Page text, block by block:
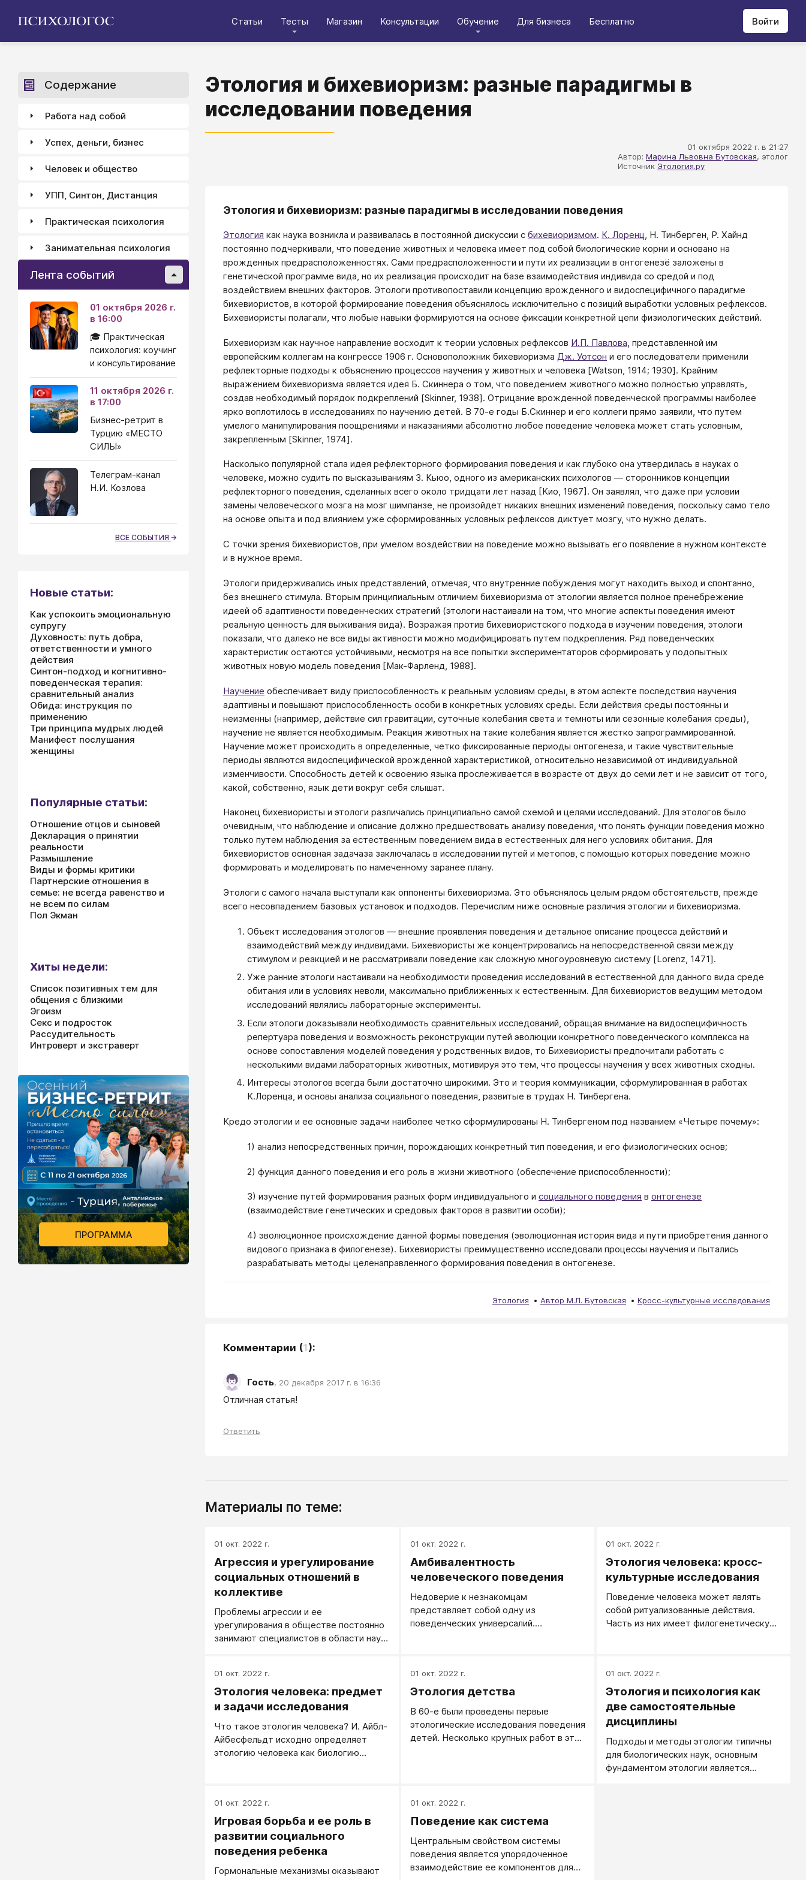
Статьи Тесты Магазин Консультации Обучение Для бизнеса Бесплатно Войти
Этология и бихевиоризм: разные парадигмы в
исследовании поведения
01 октября 2022 г. в 21:27
Автор: Марина Львовна Бутовская, этолог
Источник Этология.ру
Этология и бихевиоризм: разные парадигмы в исследовании поведения
Этология как наука возникла и развивалась в постоянной дискуссии с бихевиоризмом. К. Лоренц , Н. Тинберген, Р. Хайнд
постоянно подчеркивали, что поведение животных и человека имеет под собой биологические корни и основано на
врожденных предрасположенностях. Сами предрас­положенности и пути их реализации в онтогенезё заложены в
генетической программе вида, но их реализация происходит на базе взаимодействия индивида со средой и под
воздействием внешних факторов. Этологи противопоставили концепцию врожденного и видоспецифичного парадигме
бихевиористов, в которой формирование поведения объяснялось исключительно с позиций выработки условных рефлексов.
Бихевиористы полагали, что любые навыки формируются на основе фиксации конкретной цепи физиологических действий.
Бихевиоризм как научное направление восходит к теории условных рефлексов И.П. Павлова , представленной им
европейским коллегам на конгрессе 1906 г. Основоположник бихевиоризма Дж. Уотсон и его последователи применили
рефлекторные подходы к объяснению процессов научения у животных и человека [Watson, 1914; 1930]. Крайним
выражением бихевиоризма является идея Б. Скиннера о том, что поведением животного можно полностью управлять,
создав необходимый порядок подкреплений [Skinner, 1938]. Отрицание врожденной поведенческой программы наиболее
ярко воплотилось в исследованиях по научению детей. В 70-е годы Б.Скиннер и его коллеги прямо заявили, что путем
умелого манипулирования поощрениями и наказаниями абсолютно любое поведение человека может стать условным,
закрепленным [Skinner, 1974].
Насколько популярной стала идея рефлекторного формирования поведения и как глубоко она утвердилась в науках о
человеке, можно судить по высказываниям З. Кьюо, одного из американских психологов — сторонников концепции
рефлекторного поведения, сделанных всего около тридцати лет назад [Кио, 1967]. Он заявлял, что даже при условии
замены человеческого мозга на мозг шимпанзе, не произойдет никаких внешних изменений поведения, поскольку само тело
на основе опыта и под влиянием уже сформированных условных рефлексов диктует мозгу, что нужно делать.
С точки зрения бихевиористов, при умелом воздействии на поведение можно вызывать его появление в нужном контексте
и в нужное время.
Этологи придерживались иных представлений, отмечая, что внутренние побуждения могут находить выход и спонтанно,
без внешнего стимула. Вторым принципиальным отличием бихевиоризма от этологии является полное пренебрежение
идеей об адаптивности поведенческих стратегий (этологи настаивали на том, что многие аспекты поведения имеют
реальную ценность для выживания вида). Возражая против бихевиористского подхода в изучении поведения, этологи
показали, что далеко не все виды активности можно модифицировать путем подкрепления. Ряд поведенческих
характеристик остаются устойчивыми, несмотря на все попытки экспериментаторов сформировать у подопытных
животных новую модель поведения [Мак-Фарленд, 1988].
Научение обеспечивает виду приспособленность к реальным условиям среды, в этом аспекте последствия научения
адаптивны и повышают приспособленность особи в конкретных условиях среды. Если действия среды постоянны и
неизменны (например, действие сил гравитации, су­точные колебания света и темноты или сезонные колебания среды),
научение не является необходимым. Реакция животных на такие колебания является жестко запрограммированной.
Научение может происходить в определенные, четко фиксированные периоды онтогенеза, и такие чувствительные
периоды являются видоспецифической врожденной характеристикой, относительно независимой от индивидуальной
изменчивости. Способность детей к освоению языка прослеживается в возрасте от двух до семи лет и не зависит от того,
какой, собственно, язык дети вокруг себя слышат.
Наконец бихевиористы и этологи различались принципиально самой схемой и целями исследований. Для этологов было
очевидным, что наблюдение и описание должно предшествовать анализу поведения, что понять функции поведения можно
только путем наблюдения за естественным поведением вида в естественных для него условиях обитания. Для
бихевиористов основная задачаза заключалась в исследовании путей и метопов, с помощью которых поведение можно
формировать и моделировать по намеченному заранее плану.
Этологи с самого начала выступали как оппоненты бихевиоризма. Это объяснялось целым рядом обстоятельств, прежде
всего несовпадением базовых установок и подходов. Перечислим ниже основные различия этологии и бихевиоризма.
Объект исследования этологов — внешние проявления поведения и детальное описание процесса действий и
взаимодействий между индивидами. Бихевиористы же концентрировались на непосредственной связи между
стимулом и реакцией и не рассматривали поведение как сложную многоуровневую систему [Lorenz, 1471].
Уже ранние этологи настаивали на необходимости проведения исследований в естественной для данного вида среде
обитания или в условиях неволи, максимально приближенных к естественным. Для бихевиористов ведущим методом
исследований являлись лабораторные эксперименты.
Если этологи доказывали необходимость сравнительных исследований, обращая внимание на видоспецифичность
репертуара поведения и возможность реконструкции путей эволюции конкретного поведенческого комплекса на
основе сопоставления моделей поведения у родственных видов, то Бихевиористы предпочитали работать с
несколькими видами лабораторных животных, мотивируя это тем, что процессы научения у всех животных сходны.
Интересы этологов всегда были достаточно широкими. Это и теория коммуникации, сформулированная в работах
К.Лоренца, и основы анализа социального поведения, развитые в трудах Н. Тинбергена.
Кредо этологии и ее основные задачи наиболее четко сформулированы Н. Тинбергеном под названием «Четыре почему»:
1) анализ непосредственных причин, порождающих конкретный тип поведения, и его физиологических основ;
2) функция данного поведения и его роль в жизни животного (обеспечение приспособленности);
3) изучение путей формирования разных форм индивидуального и социального поведения в онтогенезе
(взаимодействие генетических и средовых факторов в развитии особи);
4) эволюционное происхождение данной формы поведения (эволюционная история вида и пути приобретения данного
видового признака в филогенезе). Бихевиористы преимущественно исследовали процессы научения и пытались
разрабатывать методы целенаправленного формирования поведения в онтогенезе.
Этология Автор М.Л. Бутовская Кросс-культурные исследования
Комментарии (1):
Гость, 20 декабря 2017 г. в 16:36
Отличная статья!
Ответить
Материалы по теме:
01 окт. 2022 г.
Агрессия и урегулирование
социальных отношений в
коллективе
Проблемы агрессии и ее
урегулирования в обществе постоянно
занимают специалистов в области наук
последние годы наиболее активно
занимаются поиском общих
механизмов поддержания социального
01 окт. 2022 г.
Амбивалентность
человеческого поведения
Недоверие к незнакомцам
представляет собой одну из
поведенческих универсалий.
описана во многих культурах.
01 окт. 2022 г.
Этология человека: кросс-
культурные исследования
Поведение человека может являть
собой ритуализованные действия.
Часть из них имеет филогенетическую
01 окт. 2022 г.
Этология человека: предмет
и задачи исследования
Что такое этология человека? И. Айбл-
Айбесфельдт исходно определяет
этологию человека как биологию
филогенезе, функции определенных
форм поведения, физиологические
механизмы поведения, пытается
восстановить селективные процессы ,
приведшие к формированию
конкретной поведенческой стратегии.
01 окт. 2022 г.
Этология детства
В 60-е были проведены первые
этологические исследования поведения
детей. Несколько крупных работ в этой
01 окт. 2022 г.
Этология и психология как
две самостоятельные
дисциплины
Подходы и методы этологии типичны
для биологических наук, основным
фундаментом этологии является
01 окт. 2022 г.
Игровая борьба и ее роль в
развитии социального
поведения ребенка
Гормональные механизмы оказывают
01 окт. 2022 г.
Поведение как система
Центральным свойством системы
поведения является упорядоченное
взаимодействие ее компонентов для
Содержание
Работа над собой
Успех, деньги, бизнес
Человек и общество
УПП, Синтон, Дистанция
Практическая психология
Занимательная психология
Лента событий
01 октября 2026 г.
в 16:00
🎓 Практическая
психология: коучинг
и консультирование
11 октября 2026 г.
в 17:00
Бизнес-ретрит в
Турцию «МЕСТО
СИЛЫ»
Телеграм-канал
Н.И. Козлова
ВСЕ СОБЫТИЯ
Новые статьи:
Как успокоить эмоциональную
супругу
Духовность: путь добра,
ответственности и умного
действия
Синтон-подход и когнитивно-
поведенческая терапия:
сравнительный анализ
Обида: инструкция по
применению
Три принципа мудрых людей
Манифест послушания
женщины
Популярные статьи:
Отношение отцов и сыновей
Декларация о принятии
реальности
Размышление
Виды и формы критики
Партнерские отношения в
семье: не всегда равенство и
не всем по силам
Пол Экман
Хиты недели:
Список позитивных тем для
общения с близкими
Эгоизм
Секс и подросток
Рассудительность
Интроверт и экстраверт
ПРОГРАММА